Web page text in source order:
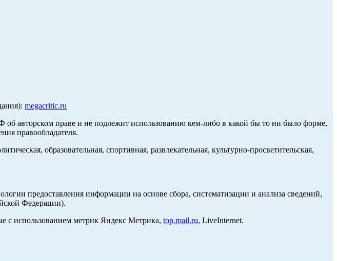
megacritic.ru
об авторском праве и не подлежит использованию кем-либо в какой бы то ни было форме,
правообладателя.
образовательная, спортивная, развлекательная, культурно-просветительская,
предоставления информации на основе сбора, систематизации и анализа сведений,
Федерации).
с использованием метрик Яндекс Метрика, top.mail.ru, LiveInternet.